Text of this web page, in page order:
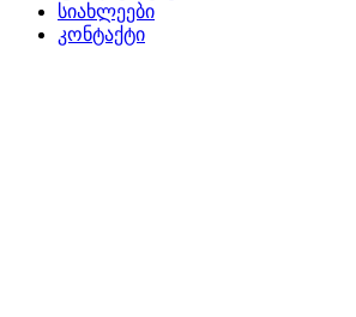
სიახლეები
კონტაქტი